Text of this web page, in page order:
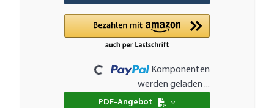
Komponenten
werden geladen ...
PDF-Angebot